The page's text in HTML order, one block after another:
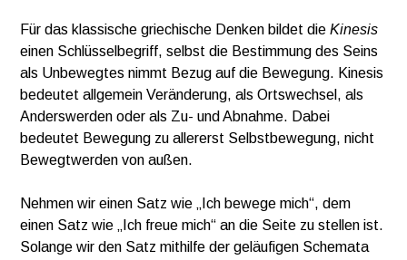
Für das klassische griechische Denken bildet dieKinesis
einen Schlüsselbegriff, selbst die Bestimmung des Seins
als Unbewegtes nimmt Bezug auf die Bewegung. Kinesis
bedeutet allgemein Veränderung, als Ortswechsel, als
Anderswerden oder als Zu- und Abnahme. Dabei
bedeutet Bewegung zu allererst Selbstbewegung, nicht
Bewegtwerden von außen.
Nehmen wir einen Satz wie „Ich bewege mich“, dem
einen Satz wie „Ich freue mich“ an die Seite zu stellen ist.
Solange wir den Satz mithilfe der geläufigen Schemata